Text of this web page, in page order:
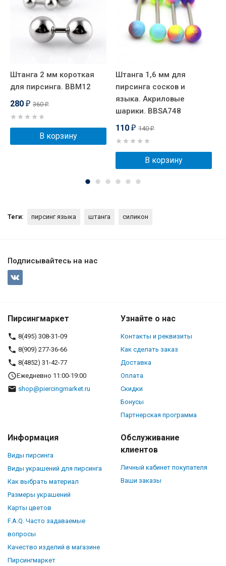
Штанга 2 мм короткая
для пирсинга. BBM12
280 ₽ 360₽
В корзину
Штанга 1,6 мм для
пирсинга сосков и
языка. Акриловые
шарики. BBSA748
110 ₽ 140₽
В корзину
Теги: пирсинг языка штанга силикон
Подписывайтесь на нас
Пирсингмаркет
8(495) 308-31-09
8(909) 277-36-66
8(4852) 31-42-77
Ежедневно 11:00-19:00
shop@piercingmarket.ru
Узнайте о нас
Контакты и реквизиты
Как сделать заказ
Доставка
Оплата
Скидки
Бонусы
Партнерская программа
Информация
Виды пирсинга
Виды украшений для пирсинга
Как выбрать материал
Размеры украшений
Карты цветов
F.A.Q. Часто задаваемые
вопросы
Качество изделий в магазине
Пирсингмаркет
Обслуживание
клиентов
Личный кабинет покупателя
Ваши заказы